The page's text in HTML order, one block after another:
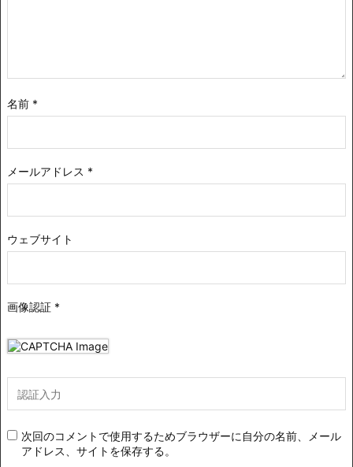
名前 *
メールアドレス *
ウェブサイト
画像認証 *
次回のコメントで使用するためブラウザーに自分の名前、メール
アドレス、サイトを保存する。